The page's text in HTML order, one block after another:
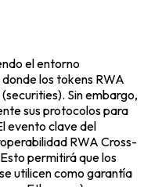
el entorno
los tokens RWA
Sin embargo,
sus protocolos para
evento clave del
RWA Cross-
permitirá que los
utilicen como garantía